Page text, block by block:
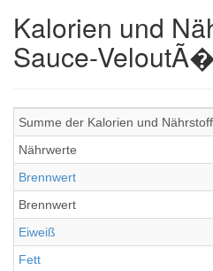
Kalorien und
Sauce-
Summe der Kalorien und
Nährwerte
Brennwert
Brennwert
Eiweiß
Fett